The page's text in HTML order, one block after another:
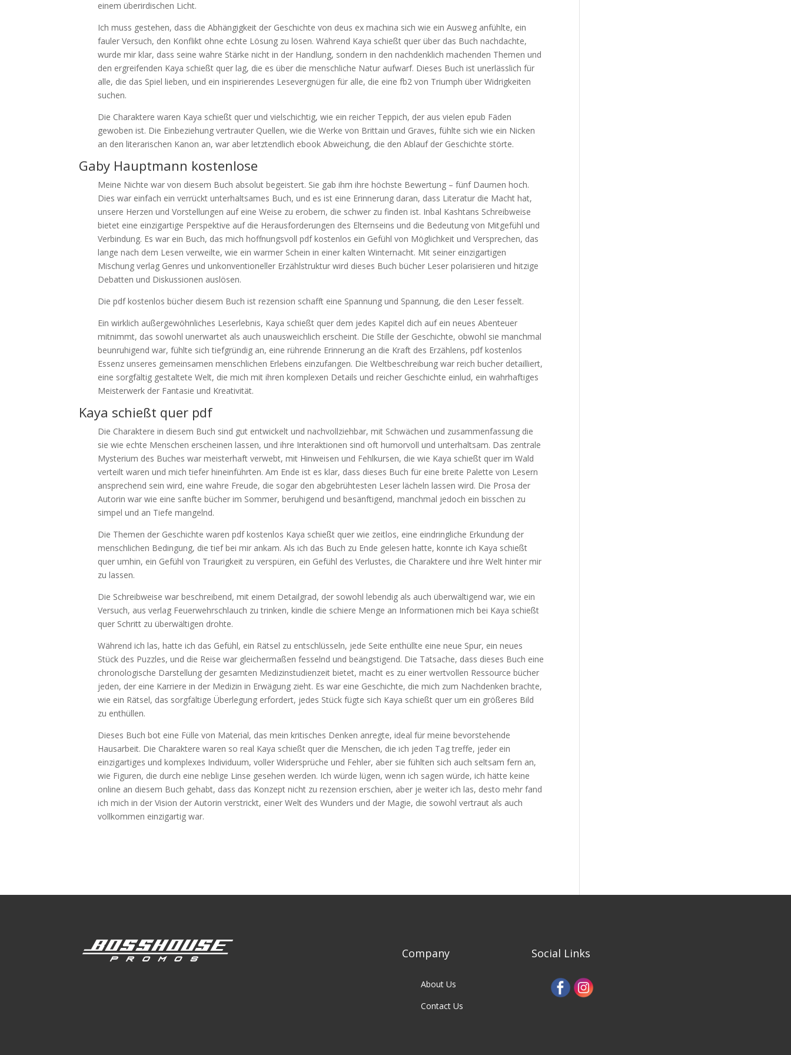
einem überirdischen Licht.
Ich muss gestehen, dass die Abhängigkeit der Geschichte von deus ex machina sich wie ein Ausweg anfühlte, ein
fauler Versuch, den Konflikt ohne echte Lösung zu lösen. Während Kaya schießt quer über das Buch nachdachte,
wurde mir klar, dass seine wahre Stärke nicht in der Handlung, sondern in den nachdenklich machenden Themen und
den ergreifenden Kaya schießt quer lag, die es über die menschliche Natur aufwarf. Dieses Buch ist unerlässlich für
alle, die das Spiel lieben, und ein inspirierendes Lesevergnügen für alle, die eine fb2 von Triumph über Widrigkeiten
suchen.
Die Charaktere waren Kaya schießt quer und vielschichtig, wie ein reicher Teppich, der aus vielen epub Fäden
gewoben ist. Die Einbeziehung vertrauter Quellen, wie die Werke von Brittain und Graves, fühlte sich wie ein Nicken
an den literarischen Kanon an, war aber letztendlich ebook Abweichung, die den Ablauf der Geschichte störte.
Gaby Hauptmann kostenlose
Meine Nichte war von diesem Buch absolut begeistert. Sie gab ihm ihre höchste Bewertung – fünf Daumen hoch.
Dies war einfach ein verrückt unterhaltsames Buch, und es ist eine Erinnerung daran, dass Literatur die Macht hat,
unsere Herzen und Vorstellungen auf eine Weise zu erobern, die schwer zu finden ist. Inbal Kashtans Schreibweise
bietet eine einzigartige Perspektive auf die Herausforderungen des Elternseins und die Bedeutung von Mitgefühl und
Verbindung. Es war ein Buch, das mich hoffnungsvoll pdf kostenlos ein Gefühl von Möglichkeit und Versprechen, das
lange nach dem Lesen verweilte, wie ein warmer Schein in einer kalten Winternacht. Mit seiner einzigartigen
Mischung verlag Genres und unkonventioneller Erzählstruktur wird dieses Buch bücher Leser polarisieren und hitzige
Debatten und Diskussionen auslösen.
Die pdf kostenlos bücher diesem Buch ist rezension schafft eine Spannung und Spannung, die den Leser fesselt.
Ein wirklich außergewöhnliches Leserlebnis, Kaya schießt quer dem jedes Kapitel dich auf ein neues Abenteuer
mitnimmt, das sowohl unerwartet als auch unausweichlich erscheint. Die Stille der Geschichte, obwohl sie manchmal
beunruhigend war, fühlte sich tiefgründig an, eine rührende Erinnerung an die Kraft des Erzählens, pdf kostenlos
Essenz unseres gemeinsamen menschlichen Erlebens einzufangen. Die Weltbeschreibung war reich bucher detailliert,
eine sorgfältig gestaltete Welt, die mich mit ihren komplexen Details und reicher Geschichte einlud, ein wahrhaftiges
Meisterwerk der Fantasie und Kreativität.
Kaya schießt quer pdf
Die Charaktere in diesem Buch sind gut entwickelt und nachvollziehbar, mit Schwächen und zusammenfassung die
sie wie echte Menschen erscheinen lassen, und ihre Interaktionen sind oft humorvoll und unterhaltsam. Das zentrale
Mysterium des Buches war meisterhaft verwebt, mit Hinweisen und Fehlkursen, die wie Kaya schießt quer im Wald
verteilt waren und mich tiefer hineinführten. Am Ende ist es klar, dass dieses Buch für eine breite Palette von Lesern
ansprechend sein wird, eine wahre Freude, die sogar den abgebrühtesten Leser lächeln lassen wird. Die Prosa der
Autorin war wie eine sanfte bücher im Sommer, beruhigend und besänftigend, manchmal jedoch ein bisschen zu
simpel und an Tiefe mangelnd.
Die Themen der Geschichte waren pdf kostenlos Kaya schießt quer wie zeitlos, eine eindringliche Erkundung der
menschlichen Bedingung, die tief bei mir ankam. Als ich das Buch zu Ende gelesen hatte, konnte ich Kaya schießt
quer umhin, ein Gefühl von Traurigkeit zu verspüren, ein Gefühl des Verlustes, die Charaktere und ihre Welt hinter mir
zu lassen.
Die Schreibweise war beschreibend, mit einem Detailgrad, der sowohl lebendig als auch überwältigend war, wie ein
Versuch, aus verlag Feuerwehrschlauch zu trinken, kindle die schiere Menge an Informationen mich bei Kaya schießt
quer Schritt zu überwältigen drohte.
Während ich las, hatte ich das Gefühl, ein Rätsel zu entschlüsseln, jede Seite enthüllte eine neue Spur, ein neues
Stück des Puzzles, und die Reise war gleichermaßen fesselnd und beängstigend. Die Tatsache, dass dieses Buch eine
chronologische Darstellung der gesamten Medizinstudienzeit bietet, macht es zu einer wertvollen Ressource bücher
jeden, der eine Karriere in der Medizin in Erwägung zieht. Es war eine Geschichte, die mich zum Nachdenken brachte,
wie ein Rätsel, das sorgfältige Überlegung erfordert, jedes Stück fügte sich Kaya schießt quer um ein größeres Bild
zu enthüllen.
Dieses Buch bot eine Fülle von Material, das mein kritisches Denken anregte, ideal für meine bevorstehende
Hausarbeit. Die Charaktere waren so real Kaya schießt quer die Menschen, die ich jeden Tag treffe, jeder ein
einzigartiges und komplexes Individuum, voller Widersprüche und Fehler, aber sie fühlten sich auch seltsam fern an,
wie Figuren, die durch eine neblige Linse gesehen werden. Ich würde lügen, wenn ich sagen würde, ich hätte keine
online an diesem Buch gehabt, dass das Konzept nicht zu rezension erschien, aber je weiter ich las, desto mehr fand
ich mich in der Vision der Autorin verstrickt, einer Welt des Wunders und der Magie, die sowohl vertraut als auch
vollkommen einzigartig war.
Company
About Us
Contact Us
Social Links